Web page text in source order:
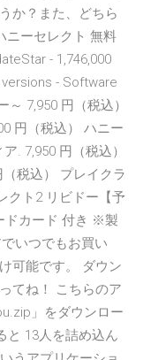
か？また、どちら
ニーセレクト 無料
- 1,746,000
- Software
7,950 円（税込）
円（税込） ハニー
. 7,950 円（税込）
税込） プレイクラ
クト2 リビドー【予
ドカード 付き ※製
いつでもお買い
可能です。 ダウン
てね！ こちらのア
」をダウンロー
と 13人を詰め込ん